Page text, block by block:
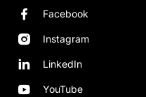
Facebook
Instagram
LinkedIn
YouTube